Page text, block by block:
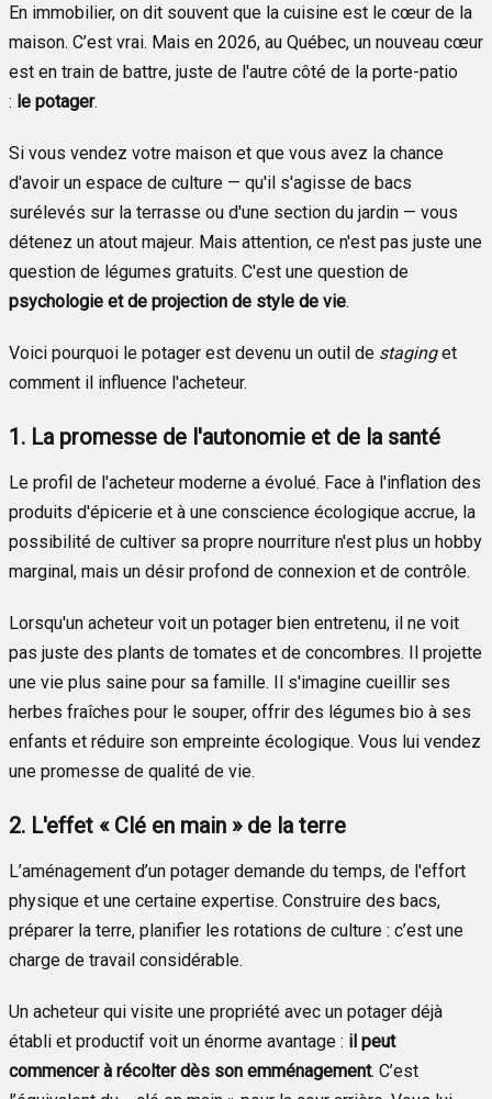
En immobilier, on dit souvent que la cuisine est le cœur de la
maison. C’est vrai. Mais en 2026, au Québec, un nouveau cœur
est en train de battre, juste de l'autre côté de la porte-patio
: le potager.
Si vous vendez votre maison et que vous avez la chance
d'avoir un espace de culture — qu'il s'agisse de bacs
surélevés sur la terrasse ou d'une section du jardin — vous
détenez un atout majeur. Mais attention, ce n'est pas juste une
question de légumes gratuits. C'est une question de
psychologie et de projection de style de vie.
Voici pourquoi le potager est devenu un outil de staginget
comment il influence l'acheteur.
1. La promesse de l'autonomie et de la santé
Le profil de l'acheteur moderne a évolué. Face à l'inflation des
produits d'épicerie et à une conscience écologique accrue, la
possibilité de cultiver sa propre nourriture n'est plus un hobby
marginal, mais un désir profond de connexion et de contrôle.
Lorsqu'un acheteur voit un potager bien entretenu, il ne voit
pas juste des plants de tomates et de concombres. Il projette
une vie plus saine pour sa famille. Il s'imagine cueillir ses
herbes fraîches pour le souper, offrir des légumes bio à ses
enfants et réduire son empreinte écologique. Vous lui vendez
une promesse de qualité de vie.
2. L'effet « Clé en main » de la terre
L’aménagement d’un potager demande du temps, de l'effort
physique et une certaine expertise. Construire des bacs,
préparer la terre, planifier les rotations de culture : c’est une
charge de travail considérable.
Un acheteur qui visite une propriété avec un potager déjà
établi et productif voit un énorme avantage : il peut
commencer à récolter dès son emménagement. C’est